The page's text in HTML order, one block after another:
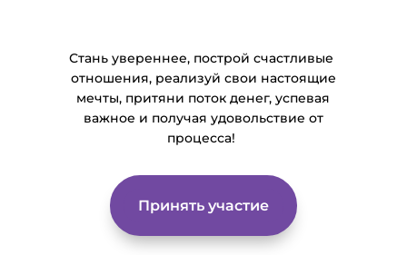
Стань увереннее, построй счастливые
отношения, реализуй свои настоящие
мечты, притяни поток денег, успевая
важное и получая удовольствие от
процесса!
Принять участие